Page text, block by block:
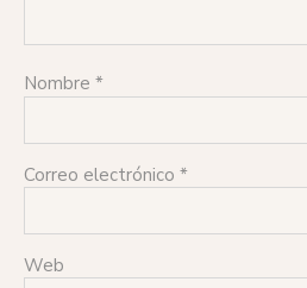
Nombre *
Correo electrónico *
Web